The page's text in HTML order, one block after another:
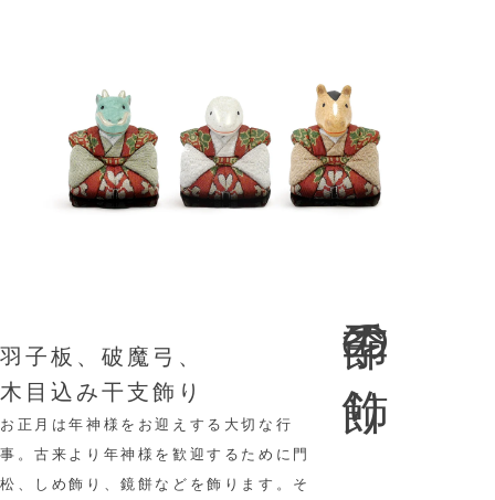
季節の飾り
羽子板、破魔弓、
木目込み干支飾り
お正月は年神様をお迎えする大切な行
事。古来より年神様を歓迎するために門
松、しめ飾り、鏡餅などを飾ります。そ